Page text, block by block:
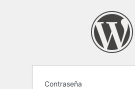
Contraseña